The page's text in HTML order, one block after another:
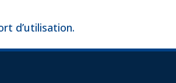
d’utilisation.